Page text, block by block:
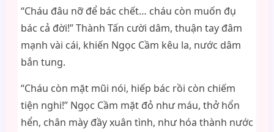
“Cháu đâu nỡ để bác chết… cháu còn muốn đụ
bác cả đời!” Thành Tấn cười dâm, thuận tay đâm
mạnh vài cái, khiến Ngọc Cầm kêu la, nước dâm
bắn tung.
“Cháu còn mặt mũi nói, hiếp bác rồi còn chiếm
tiện nghi!” Ngọc Cầm mặt đỏ như máu, thở hổn
hển, chân mày đầy xuân tình, như hóa thành nước